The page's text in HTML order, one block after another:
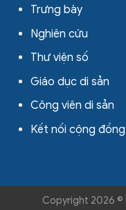
Trưng bày
Nghiên cứu
Thư viện số
Giáo dục di sản
Công viên di sản
Kết nối cộng đồng
Copyright 2026 ©